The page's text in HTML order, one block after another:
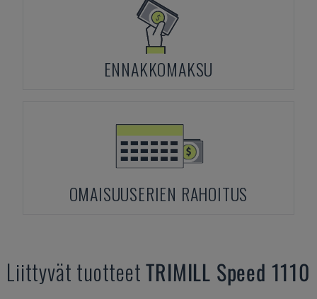
ENNAKKOMAKSU
OMAISUUSERIEN RAHOITUS
Liittyvät tuotteetTRIMILL Speed 1110